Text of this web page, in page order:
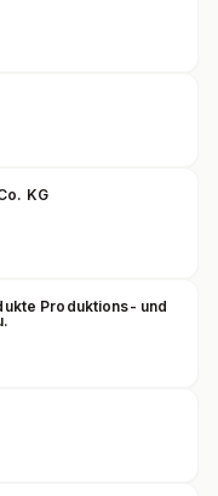
KG
Produktions- und